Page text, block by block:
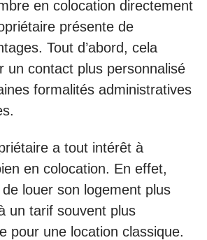
en colocation directement
présente de
Tout d’abord, cela
un contact plus personnalisé
formalités administratives
a tout intérêt à
en colocation. En effet,
louer son logement plus
un tarif souvent plus
pour une location classique.